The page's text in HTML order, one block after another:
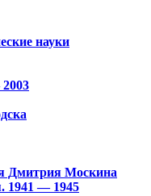
науки
Дмитрия Москина
1941 — 1945